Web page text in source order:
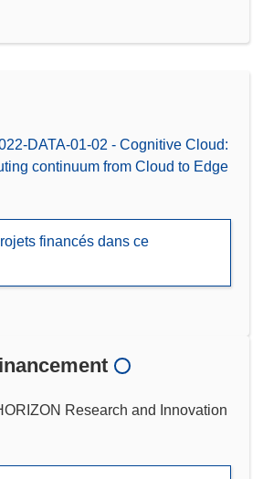
DATA-01-02 - Cognitive Cloud:
continuum from Cloud to Edge
financés dans ce
Research and Innovation